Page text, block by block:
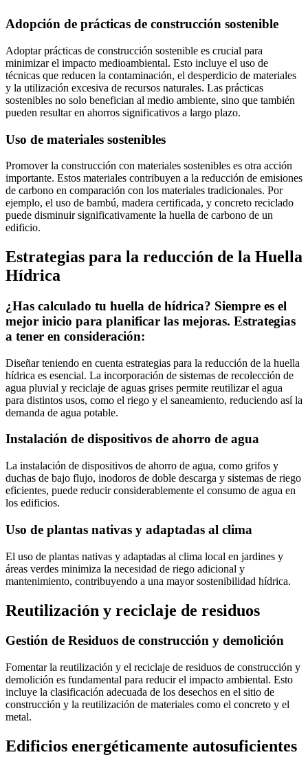
Adopción de prácticas de construcción sostenible
Adoptar prácticas de construcción sostenible es crucial para
minimizar el impacto medioambiental. Esto incluye el uso de
técnicas que reducen la contaminación, el desperdicio de materiales
y la utilización excesiva de recursos naturales. Las prácticas
sostenibles no solo benefician al medio ambiente, sino que también
pueden resultar en ahorros significativos a largo plazo.
Uso de materiales sostenibles
Promover la construcción con materiales sostenibles es otra acción
importante. Estos materiales contribuyen a la reducción de emisiones
de carbono en comparación con los materiales tradicionales. Por
ejemplo, el uso de bambú, madera certificada, y concreto reciclado
puede disminuir significativamente la huella de carbono de un
edificio.
Estrategias para la reducción de la Huella
Hídrica
¿Has calculado tu huella de hídrica? Siempre es el
mejor inicio para planificar las mejoras. Estrategias
a tener en consideración:
Diseñar teniendo en cuenta estrategias para la reducción de la huella
hídrica es esencial. La incorporación de sistemas de recolección de
agua pluvial y reciclaje de aguas grises permite reutilizar el agua
para distintos usos, como el riego y el saneamiento, reduciendo así la
demanda de agua potable.
Instalación de dispositivos de ahorro de agua
La instalación de dispositivos de ahorro de agua, como grifos y
duchas de bajo flujo, inodoros de doble descarga y sistemas de riego
eficientes, puede reducir considerablemente el consumo de agua en
los edificios.
Uso de plantas nativas y adaptadas al clima
El uso de plantas nativas y adaptadas al clima local en jardines y
áreas verdes minimiza la necesidad de riego adicional y
mantenimiento, contribuyendo a una mayor sostenibilidad hídrica.
Reutilización y reciclaje de residuos
Gestión de Residuos de construcción y demolición
Fomentar la reutilización y el reciclaje de residuos de construcción y
demolición es fundamental para reducir el impacto ambiental. Esto
incluye la clasificación adecuada de los desechos en el sitio de
construcción y la reutilización de materiales como el concreto y el
metal.
Edificios energéticamente autosuficientes